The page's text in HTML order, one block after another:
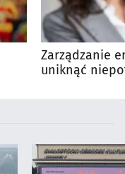
Zarządzanie
uniknąć